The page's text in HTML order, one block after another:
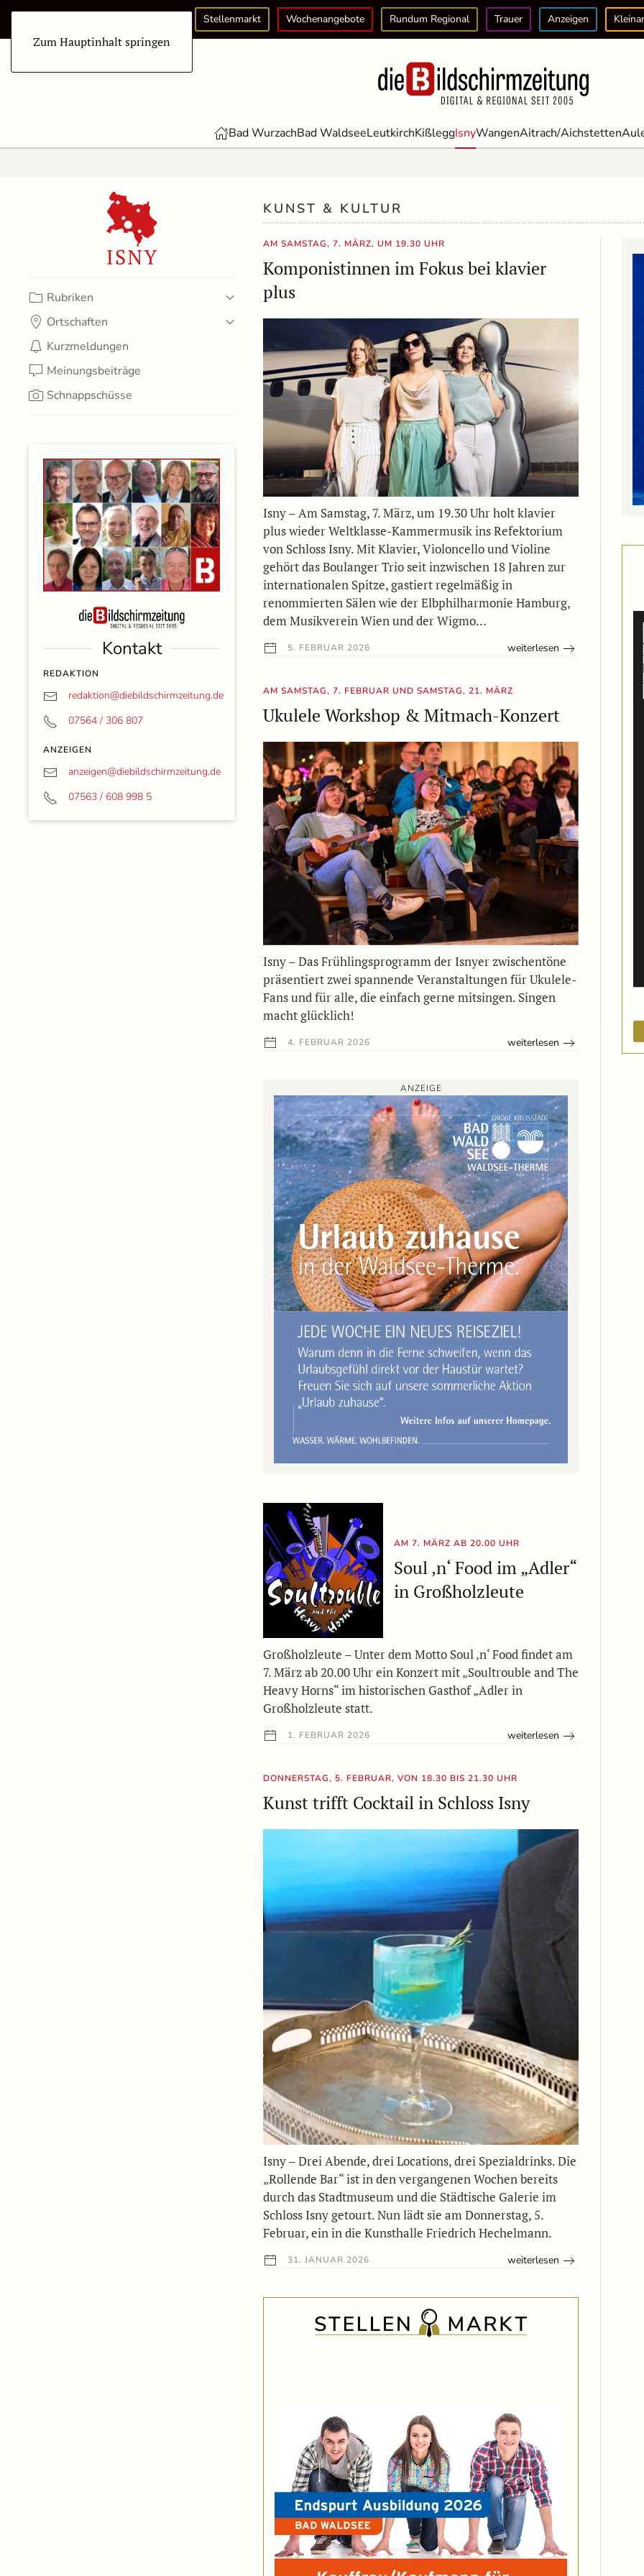
Zum Hauptinhalt springen
Stellenmarkt Wochenangebote Rundum Regional Trauer Anzeigen
Bad WurzachBad WaldseeLeutkirchKißleggIsnyWangenAitrach/Aichstetten
Rubriken
Ortschaften
Kurzmeldungen
Meinungsbeiträge
Schnappschüsse
Kontakt
REDAKTION
redaktion@diebildschirmzeitung.de
07564 / 306 807
ANZEIGEN
anzeigen@diebildschirmzeitung.de
07563 / 608 998 5
KUNST & KULTUR
AM SAMSTAG, 7. MÄRZ, UM 19.30 UHR
Komponistinnen im Fokus bei klavier
plus
Isny – Am Samstag, 7. März, um 19.30 Uhr holt klavier
plus wieder Weltklasse-Kammermusik ins Refektorium
von Schloss Isny. Mit Klavier, Violoncello und Violine
gehört das Boulanger Trio seit inzwischen 18 Jahren zur
internationalen Spitze, gastiert regelmäßig in
renommierten Sälen wie der Elbphilharmonie Hamburg,
dem Musikverein Wien und der Wigmo…
5. FEBRUAR 2026 weiterlesen
AM SAMSTAG, 7. FEBRUAR UND SAMSTAG, 21. MÄRZ
Ukulele Workshop & Mitmach-Konzert
Isny – Das Frühlingsprogramm der Isnyer zwischentöne
präsentiert zwei spannende Veranstaltungen für Ukulele-
Fans und für alle, die einfach gerne mitsingen. Singen
macht glücklich!
4. FEBRUAR 2026 weiterlesen
ANZEIGE
AM 7. MÄRZ AB 20.00 UHR
Soul ‚n‘ Food im „Adler“
in Großholzleute
Großholzleute – Unter dem Motto Soul ‚n‘ Food findet am
7. März ab 20.00 Uhr ein Konzert mit „Soultrouble and The
Heavy Horns“ im historischen Gasthof „Adler in
Großholzleute statt.
1. FEBRUAR 2026 weiterlesen
DONNERSTAG, 5. FEBRUAR, VON 18.30 BIS 21.30 UHR
Kunst trifft Cocktail in Schloss Isny
Isny – Drei Abende, drei Locations, drei Spezialdrinks. Die
„Rollende Bar“ ist in den vergangenen Wochen bereits
durch das Stadtmuseum und die Städtische Galerie im
Schloss Isny getourt. Nun lädt sie am Donnerstag, 5.
Februar, ein in die Kunsthalle Friedrich Hechelmann.
31. JANUAR 2026 weiterlesen